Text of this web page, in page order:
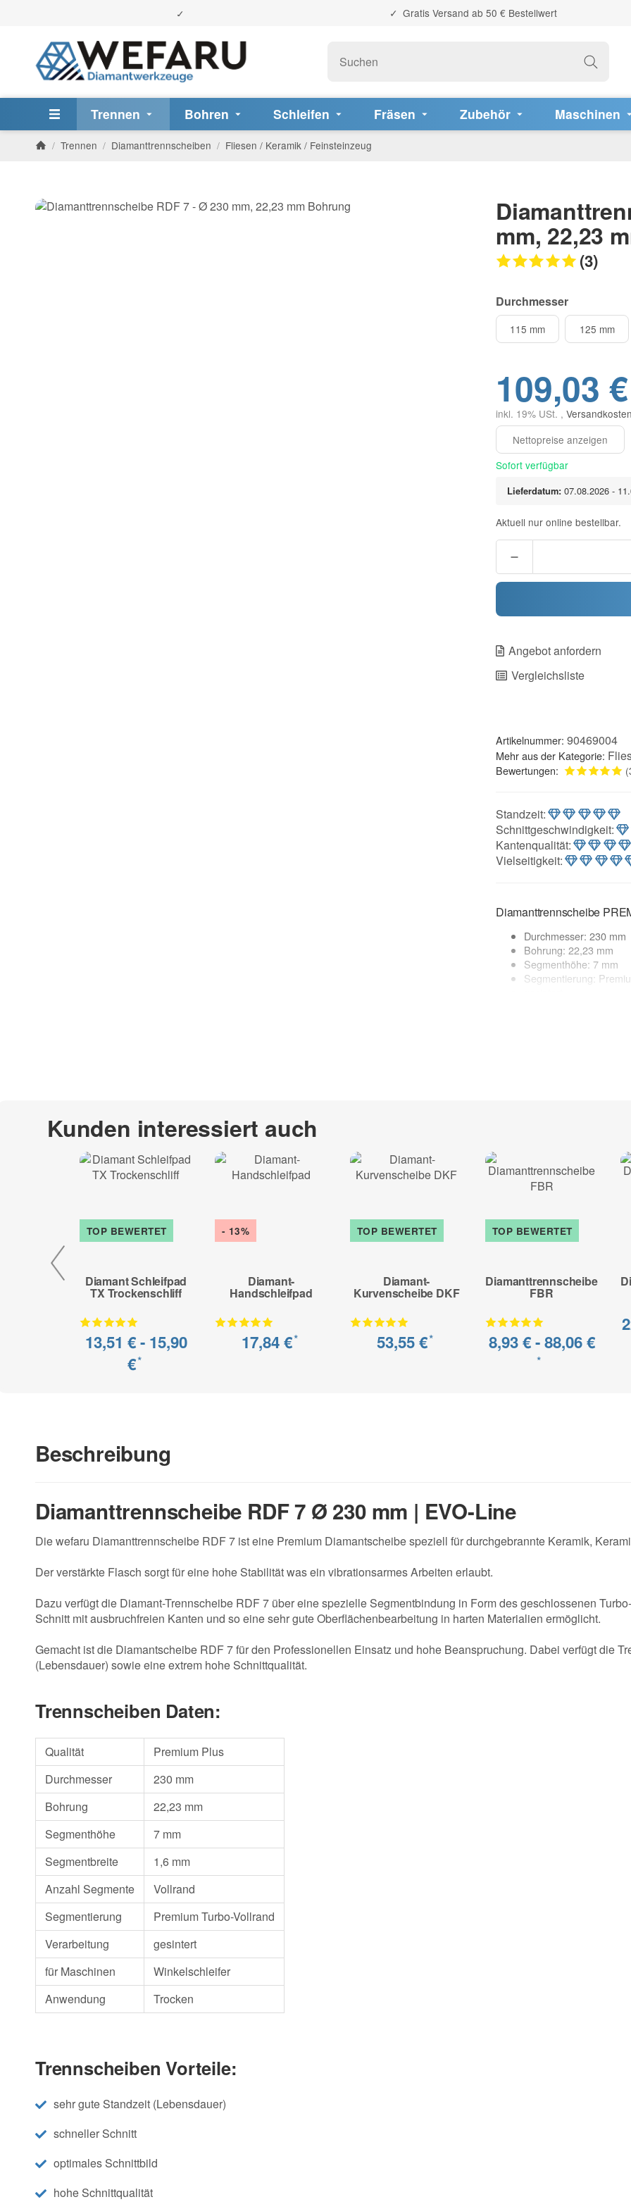
Gratis Versand ab 50 € Bestellwert
Trennen Bohren Schleifen Fräsen Zubehör Maschinen
/ Trennen / Diamanttrennscheiben / Fliesen / Keramik / Feinsteinzeug
mm, 22,23
(3)
Durchmesser
115 mm 125 mm
109,03 €
inkl. 19% USt. ,
Sofort verfügbar
Lieferdatum: 07.08.2026 -
Aktuell nur online bestellbar.
Angebot anfordern
Vergleichsliste
Artikelnummer: 90469004
Mehr aus der Kategorie:
Bewertungen:
Standzeit:
Schnittgeschwindigkeit:
Kantenqualität:
Vielseitigkeit:
Diamanttrennscheibe
Durchmesser: 230 mm
Bohrung: 22,23 mm
Segmenthöhe: 7 mm
Segmentierung:
geeignete Maschinen:
Kunden interessiert auch
TOP BEWERTET
Diamant Schleifpad
TX Trockenschliff
13,51 € - 15,90
€*
- 13%
Diamant-
Handschleifpad
17,84 €*
TOP BEWERTET
Diamant-
Kurvenscheibe DKF
53,55 €*
TOP BEWERTET
Diamanttrennscheibe
FBR
8,93 € -88,06 €
*
Beschreibung
Diamanttrennscheibe RDF 7 Ø 230 mm | EVO-Line
Die wefaru Diamanttrennscheibe RDF 7 ist eine Premium Diamantscheibe speziell für durchgebrannte Keramik,
Der verstärkte Flasch sorgt für eine hohe Stabilität was ein vibrationsarmes Arbeiten erlaubt.
Dazu verfügt die Diamant-Trennscheibe RDF 7 über eine spezielle Segmentbindung in Form des geschlossenen
Schnitt mit ausbruchfreien Kanten und so eine sehr gute Oberflächenbearbeitung in harten Materialien ermöglicht.
Gemacht ist die Diamantscheibe RDF 7 für den Professionellen Einsatz und hohe Beanspruchung. Dabei verfügt die
(Lebensdauer) sowie eine extrem hohe Schnittqualität.
Trennscheiben Daten:
Qualität
Premium Plus
Durchmesser
230 mm
Bohrung
22,23 mm
Segmenthöhe
7 mm
Segmentbreite
1,6 mm
Anzahl Segmente
Vollrand
Segmentierung
Premium Turbo-Vollrand
Verarbeitung
gesintert
für Maschinen
Winkelschleifer
Anwendung
Trocken
Trennscheiben Vorteile:
sehr gute Standzeit (Lebensdauer)
schneller Schnitt
optimales Schnittbild
hohe Schnittqualität